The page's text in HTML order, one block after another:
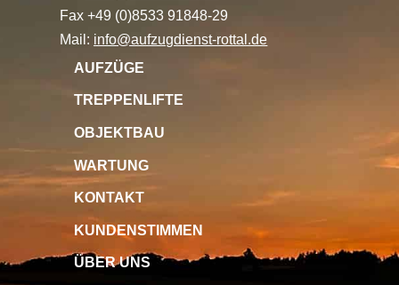
Fax +49 (0)8533 91848-29
Mail: info@aufzugdienst-rottal.de
AUFZÜGE
TREPPENLIFTE
OBJEKTBAU
WARTUNG
KONTAKT
KUNDENSTIMMEN
ÜBER UNS